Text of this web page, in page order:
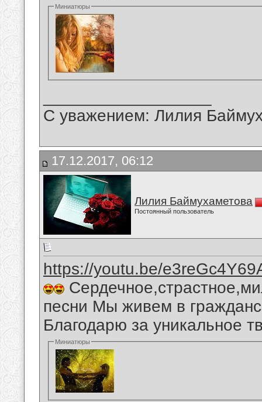
Миниатюры
С уважением: Лилия
17.12.2017, 06:12
Лилия Баймухаметова
Постоянный пользователь
https://youtu.be/
песни Мы живем в
Благодарю за уникальное
Миниатюры